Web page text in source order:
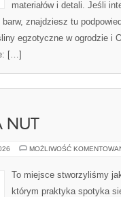
materiałów i detali. Jeśli
znajdziesz tu
egzotyczne w ogrodzie i
[…]
MOŻLIWOŚĆ
To miejsce stworzyliśmy
którym praktyka spotyka